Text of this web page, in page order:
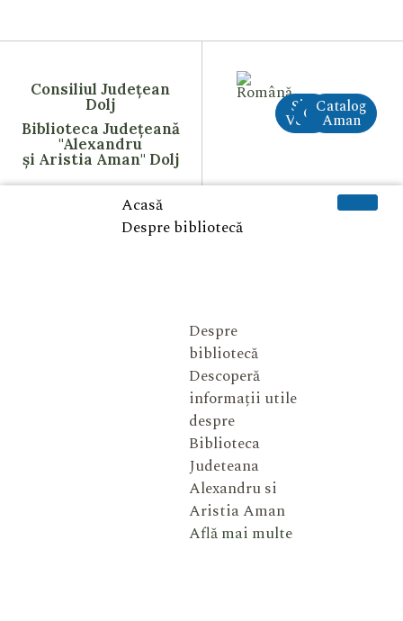
Consiliul Județean
Dolj
Biblioteca Județeană
"Alexandru
și Aristia Aman" Dolj
Site
VechiCreAI
Catalog
Aman
Acasă
Despre bibliotecă
Despre
bibliotecă
Descoperă
informații utile
despre
Biblioteca
Judeteana
Alexandru si
Aristia Aman
Află mai multe